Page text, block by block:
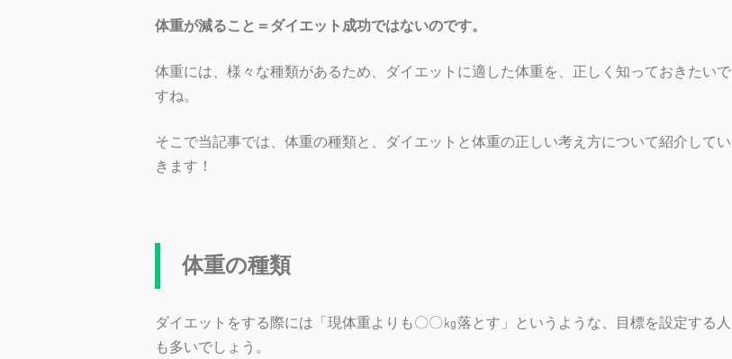
体重が減ること＝ダイエット成功ではないのです。
体重には、様々な種類があるため、ダイエットに適した体重を、正しく知っておきたいで
すね。
そこで当記事では、体重の種類と、ダイエットと体重の正しい考え方について紹介してい
きます！
体重の種類
ダイエットをする際には「現体重よりも〇〇㎏落とす」というような、目標を設定する人
も多いでしょう。